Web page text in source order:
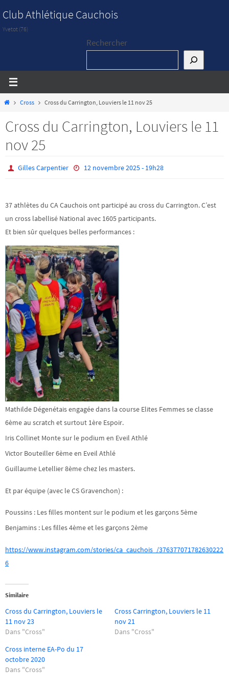
vers
le
Club Athlétique Cauchois
Yvetot (76)
Rechercher
HomeCross Cross du Carrington, Louviers le 11 nov 25
Cross du Carrington, Louviers le 11
nov 25
Gilles Carpentier 12 novembre 2025 - 19h28
37 athlètes du CA Cauchois ont participé au cross du Carrington. C’est
un cross labellisé National avec 1605 participants.
Et bien sûr quelques belles performances :
Mathilde Dégenétais engagée dans la course Elites Femmes se classe
6ème au scratch et surtout 1ère Espoir.
Iris Collinet Monte sur le podium en Eveil Athlé
Victor Bouteiller 6ème en Eveil Athlé
Guillaume Letellier 8ème chez les masters.
Et par équipe (avec le CS Gravenchon) :
Poussins : Les filles montent sur le podium et les garçons 5ème
Benjamins : Les filles 4ème et les garçons 2ème
https://www.instagram.com/stories/ca_cauchois_/376377071782630222
6
Similaire
Cross du Carrington, Louviers le
11 nov 23
Dans "Cross"
Cross Carrington, Louviers le 11
nov 21
Dans "Cross"
Cross interne EA-Po du 17
octobre 2020
Dans "Cross"